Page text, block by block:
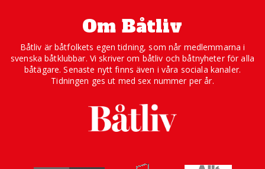
Om Båtliv
Båtliv är båtfolkets egen tidning, som når medlemmarna i
svenska båtklubbar. Vi skriver om båtliv och båtnyheter för alla
båtägare. Senaste nytt finns även i våra sociala kanaler.
Tidningen ges ut med sex nummer per år.